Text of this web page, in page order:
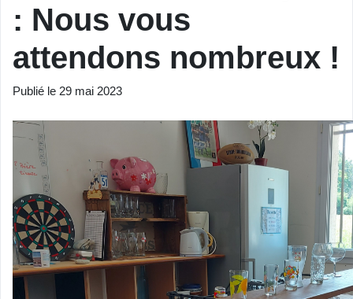
: Nous vous
attendons nombreux !
Publié le 29 mai 2023